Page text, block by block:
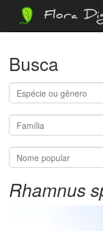
Flora
Busca
Rhamnus